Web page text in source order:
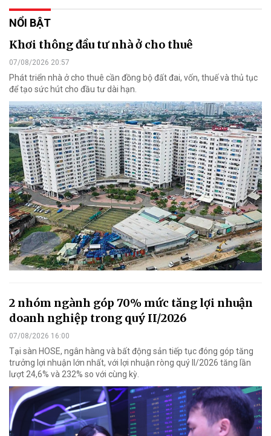
NỔI BẬT
Khơi thông đầu tư nhà ở cho thuê
07/08/2026 20:57
Phát triển nhà ở cho thuê cần đồng bộ đất đai, vốn, thuế và thủ tục
để tạo sức hút cho đầu tư dài hạn.
2 nhóm ngành góp 70% mức tăng lợi nhuận
doanh nghiệp trong quý II/2026
07/08/2026 16:00
Tại sàn HOSE, ngân hàng và bất động sản tiếp tục đóng góp tăng
trưởng lợi nhuận lớn nhất, với lợi nhuận ròng quý II/2026 tăng lần
lượt 24,6% và 232% so với cùng kỳ.